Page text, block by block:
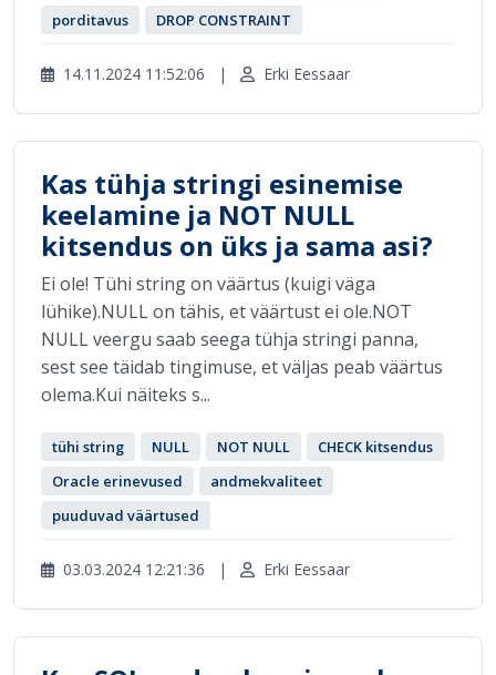
porditavus
DROP CONSTRAINT
14.11.2024 11:52:06 | Erki Eessaar
Kas tühja stringi esinemise
keelamine ja NOT NULL
kitsendus on üks ja sama asi?
Ei ole! Tühi string on väärtus (kuigi väga
lühike).NULL on tähis, et väärtust ei ole.NOT
NULL veergu saab seega tühja stringi panna,
sest see täidab tingimuse, et väljas peab väärtus
olema.Kui näiteks s...
tühi string NULL NOT NULL
CHECK kitsendus
Oracle erinevused
andmekvaliteet
puuduvad väärtused
03.03.2024 12:21:36 | Erki Eessaar